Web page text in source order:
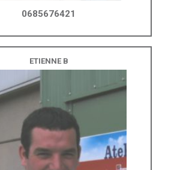
0685676421
ETIENNE B